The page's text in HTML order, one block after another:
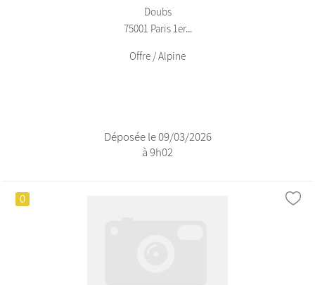
Doubs
75001 Paris 1er...
Offre / Alpine
Déposée le 09/03/2026
à 9h02
0